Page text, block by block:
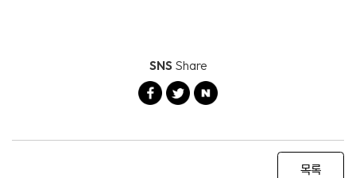
SNS Share
목록